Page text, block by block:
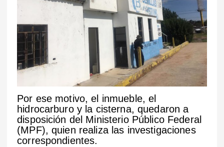
Por ese motivo, el inmueble, el
hidrocarburo y la cisterna, quedaron a
disposición del Ministerio Público Federal
(MPF), quien realiza las investigaciones
correspondientes.